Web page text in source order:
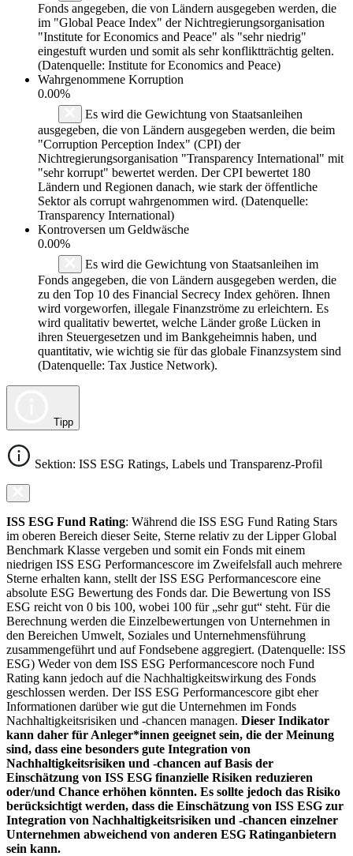
Fonds angegeben, die von Ländern ausgegeben werden, die
im "Global Peace Index" der Nichtregierungsorganisation
"Institute for Economics and Peace" als "sehr niedrig"
eingestuft wurden und somit als sehr konfliktträchtig gelten.
(Datenquelle: Institute for Economics and Peace)
Wahrgenommene Korruption
0.00%
Es wird die Gewichtung von Staatsanleihen
ausgegeben, die von Ländern ausgegeben werden, die beim
"Corruption Perception Index" (CPI) der
Nichtregierungsorganisation "Transparency International" mit
"sehr korrupt" bewertet werden. Der CPI bewertet 180
Ländern und Regionen danach, wie stark der öffentliche
Sektor als corrupt wahrgenommen wird. (Datenquelle:
Transparency International)
Kontroversen um Geldwäsche
0.00%
Es wird die Gewichtung von Staatsanleihen im
Fonds angegeben, die von Ländern ausgegeben werden, die
zu den Top 10 des Financial Secrecy Index gehören. Ihnen
wird vorgeworfen, illegale Finanzströme zu erleichtern. Es
wird qualitativ bewertet, welche Länder große Lücken in
ihren Steuergesetzen und im Bankgeheimnis haben, und
quantitativ, wie wichtig sie für das globale Finanzsystem sind
(Datenquelle: Tax Justice Network).
Tipp
Sektion: ISS ESG Ratings, Labels und Transparenz-Profil
ISS ESG Fund Rating: Während die ISS ESG Fund Rating Stars
im oberen Bereich dieser Seite, Sterne relativ zu der Lipper Global
Benchmark Klasse vergeben und somit ein Fonds mit einem
niedrigen ISS ESG Performancescore im Zweifelsfall auch mehrere
Sterne erhalten kann, stellt der ISS ESG Performancescore eine
absolute ESG Bewertung des Fonds dar. Die Bewertung von ISS
ESG reicht von 0 bis 100, wobei 100 für „sehr gut“ steht. Für die
Berechnung werden die Einzelbewertungen von Unternehmen in
den Bereichen Umwelt, Soziales und Unternehmensführung
zusammengeführt und auf Fondsebene aggregiert. (Datenquelle: ISS
ESG) Weder von dem ISS ESG Performancescore noch Fund
Rating kann jedoch auf die Nachhaltigkeitswirkung des Fonds
geschlossen werden. Der ISS ESG Performancescore gibt eher
Informationen darüber wie gut die Unternehmen im Fonds
Nachhaltigkeitsrisiken und -chancen managen. Dieser Indikator
kann daher für Anleger*innen geeignet sein, die der Meinung
sind, dass eine besonders gute Integration von
Nachhaltigkeitsrisiken und -chancen auf Basis der
Einschätzung von ISS ESG finanzielle Risiken reduzieren
oder/und Chance erhöhen könnten. Es sollte jedoch das Risiko
berücksichtigt werden, dass die Einschätzung von ISS ESG zur
Integration von Nachhaltigkeitsrisiken und -chancen einzelner
Unternehmen abweichend von anderen ESG Ratinganbietern
sein kann.